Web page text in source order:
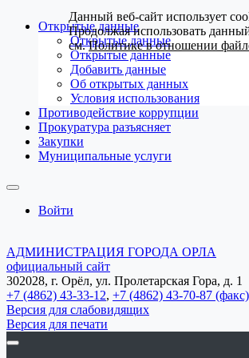
Открытые данные
Открытые данные
Открытые данные
Добавить данные
Об открытых данных
Условия использования
Противодействие коррупции
Прокуратура разъясняет
Закупки
Муниципальные услуги
Войти
АДМИНИСТРАЦИЯ ГОРОДА ОРЛА
официальный сайт
302028, г. Орёл, ул. Пролетарская Гора, д. 1
+7 (4862) 43-33-12, +7 (4862) 43-70-87 (факс)
Версия для слабовидящих
Версия для печати
Данный веб-сайт использует
Продолжая использовать
см.Политике в отношении